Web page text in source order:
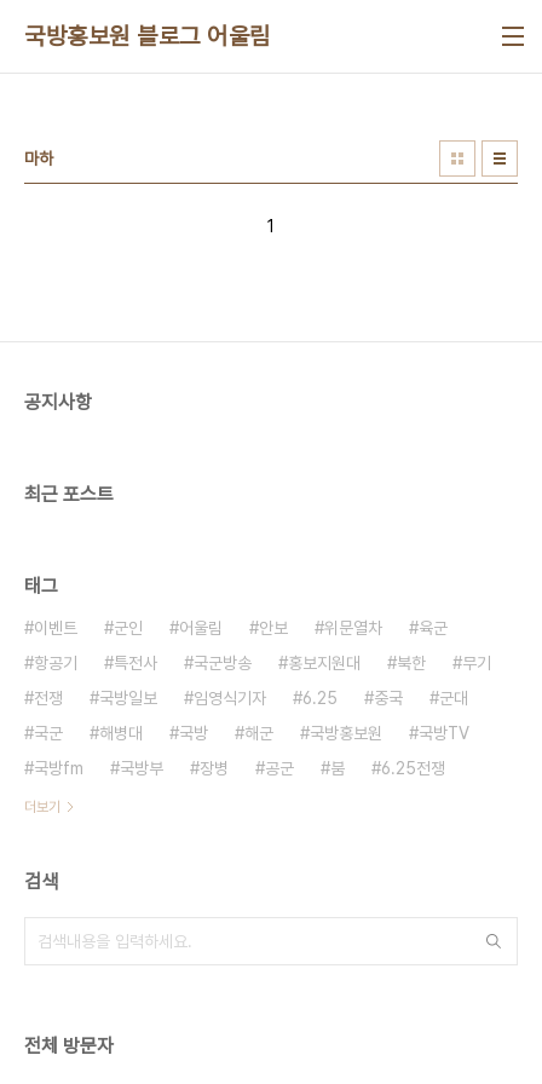
국방홍보원 블로그 어울림
마하
1
공지사항
최근 포스트
태그
이벤트 군인 어울림 안보 위문열차
육군
항공기
특전사 국군방송 홍보지원대 북한
무기
전쟁
국방일보 임영식기자 6.25 중국
군대
국군
해병대 국방 해군 국방홍보원
국방TV
국방fm
국방부 장병 공군 붐 6.25전쟁
더보기
검색
전체 방문자